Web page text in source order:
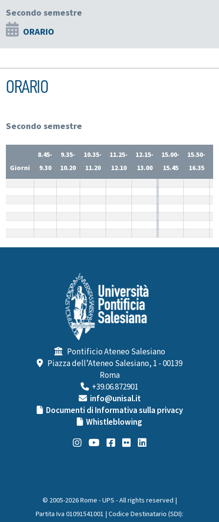
Secondo semestre
ORARIO
ORARIO
Secondo semestre
Giorni
8.45-
9.30
9.35-
10.20
10.35-
11.20
11.25-
12.10
12.15-
13.00
15.00-
15.45
15.50-
16.35
Pontificio Ateneo Salesiano
Piazza dell’Ateneo Salesiano, 1 - 00139
Roma
+39.06.872901
info@unisal.it
Documenti di Informativa sulla privacy
Whistleblowing
© 2005-2026 Rome - UPS - All rights reserved |
Partita Iva 01091541001 | Codice Destinatario (SDI):